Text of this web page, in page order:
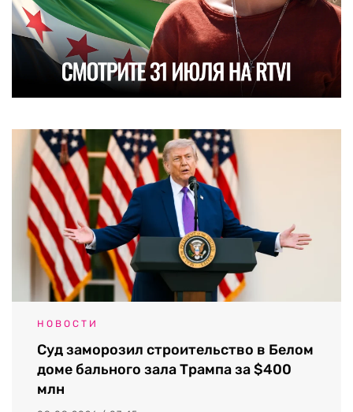
НОВОСТИ
Суд заморозил строительство в Белом
доме бального зала Трампа за $400
млн